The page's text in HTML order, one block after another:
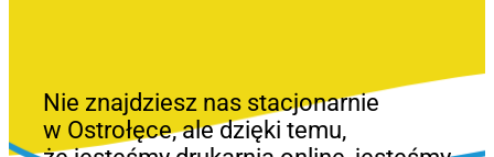
Nie znajdziesz nas stacjonarnie
w Ostrołęce, ale dzięki temu,